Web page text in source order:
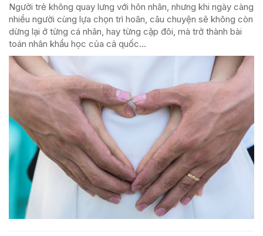
Người trẻ không quay lưng với hôn nhân, nhưng khi ngày càng
nhiều người cùng lựa chọn trì hoãn, câu chuyện sẽ không còn
dừng lại ở từng cá nhân, hay từng cặp đôi, mà trở thành bài
toán nhân khẩu học của cả quốc...